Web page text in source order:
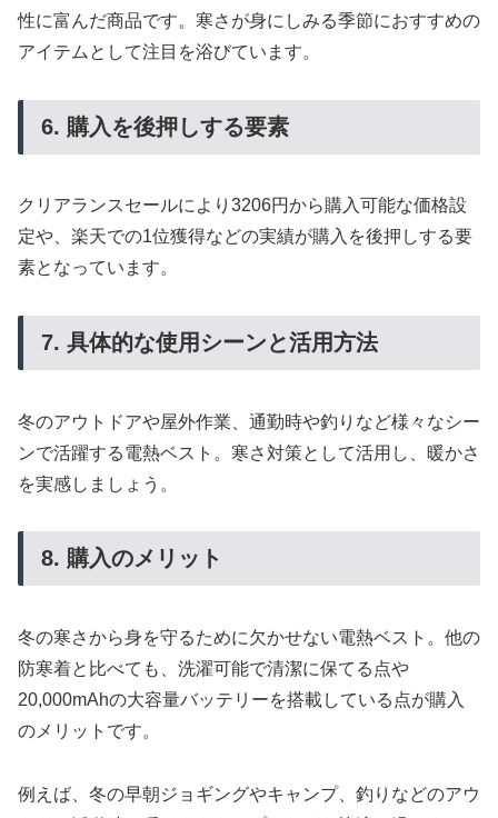
性に富んだ商品です。寒さが身にしみる季節におすすめの
アイテムとして注目を浴びています。
6. 購入を後押しする要素
クリアランスセールにより3206円から購入可能な価格設
定や、楽天での1位獲得などの実績が購入を後押しする要
素となっています。
7. 具体的な使用シーンと活用方法
冬のアウトドアや屋外作業、通勤時や釣りなど様々なシー
ンで活躍する電熱ベスト。寒さ対策として活用し、暖かさ
を実感しましょう。
8. 購入のメリット
冬の寒さから身を守るために欠かせない電熱ベスト。他の
防寒着と比べても、洗濯可能で清潔に保てる点や
20,000mAhの大容量バッテリーを搭載している点が購入
のメリットです。
例えば、冬の早朝ジョギングやキャンプ、釣りなどのアウ